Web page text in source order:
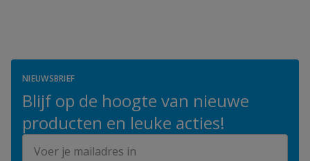
NIEUWSBRIEF
Blijf op de hoogte van nieuwe
producten en leuke acties!